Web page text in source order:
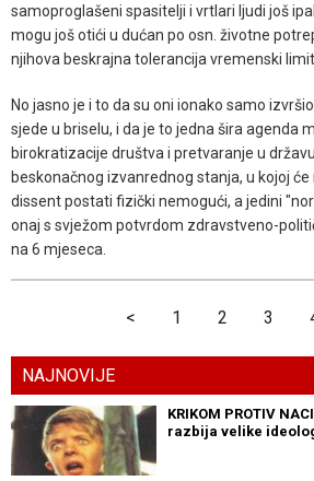
samoproglašeni spasitelji i vrtlari ljudi još
mogu još otići u dućan po osn. životne
njihova beskrajna tolerancija vremenski
No jasno je i to da su oni ionako samo
sjede u briselu, i da je to jedna šira agenda
birokratizacije društva i pretvaranje u
beskonačnog izvanrednog stanja, u kojoj
dissent postati fizički nemogući, a jedini
onaj s svježom potvrdom zdravstveno-
na 6 mjeseca.
< 1 2 3
NAJNOVIJE
KRIKOM PROTIV
razbija velike